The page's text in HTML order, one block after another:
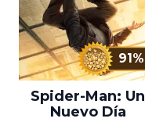
91%
Spider-Man: Un
Nuevo Día